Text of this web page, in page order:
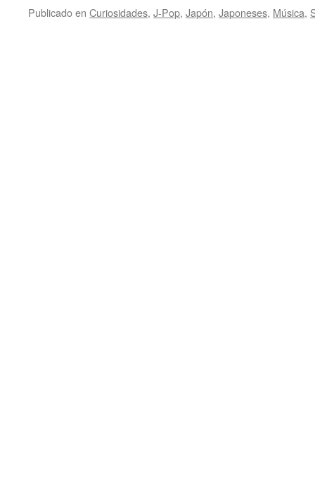
Publicado en Curiosidades, J-Pop, Japón, Japoneses, Música,